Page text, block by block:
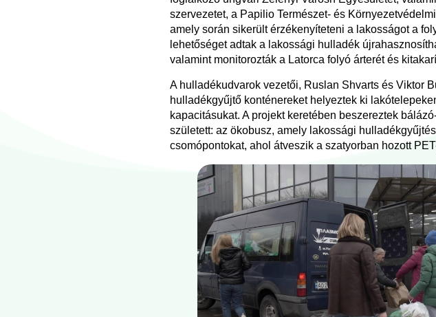
szervezetet, a Papilio Természet- és
amely során sikerült érzékenyíteteni a lakosságot a
lehetőséget adtak a lakossági hulladék
valamint monitorozták a Latorca folyó árterét és
A hulladékudvarok vezetői, Ruslan Shvarts és Viktor
hulladékgyűjtő konténereket helyeztek ki
kapacitásukat. A projekt keretében beszereztek
született: az ökobusz, amely lakossági
csomópontokat, ahol átveszik a szatyorban hozott